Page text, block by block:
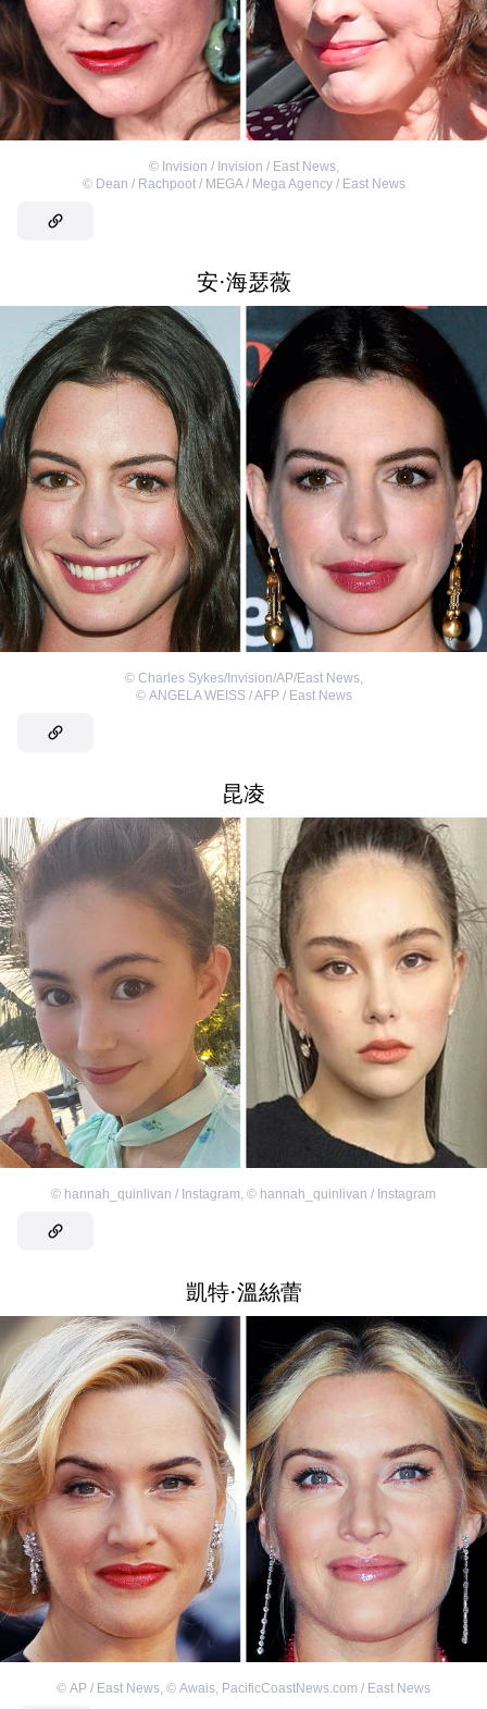
© Invision / Invision / East News,
© Dean / Rachpoot / MEGA / Mega Agency / East News
安·海瑟薇
© Charles Sykes/Invision/AP/East News,
© ANGELA WEISS / AFP / East News
昆凌
© hannah_quinlivan / Instagram, © hannah_quinlivan / Instagram
凱特·溫絲蕾
© AP / East News, © Awais, PacificCoastNews.com / East News